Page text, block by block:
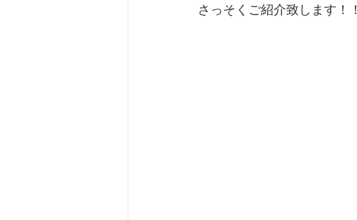
さっそくご紹介致します！！